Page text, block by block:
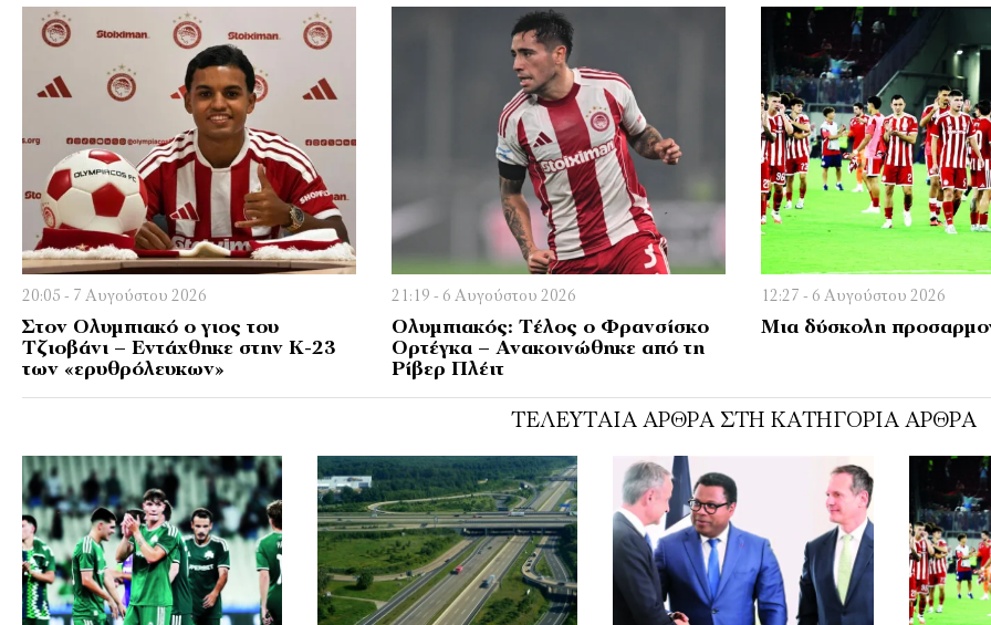
20:05 - 7 Αυγούστου 2026
Στον Ολυμπιακό ο γιος του
Τζιοβάνι – Εντάχθηκε στην Κ-23
των «ερυθρόλευκων»
21:19 - 6 Αυγούστου 2026
Ολυμπιακός: Τέλος ο Φρανσίσκο
Ορτέγκα – Ανακοινώθηκε από τη
Ρίβερ Πλέιτ
12:27 - 6 Αυγούστου 2026
Μια δύσκολη
ΤΕΛΕΥΤΑΊΑ ΆΡΘΡΑ ΣΤΗ ΚΑΤΗΓΟΡΊΑ ΆΡΘΡΑ